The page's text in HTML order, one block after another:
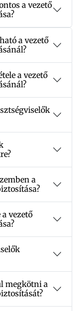
a vezető
a vezető
a vezető
a
vezető
megkötni a